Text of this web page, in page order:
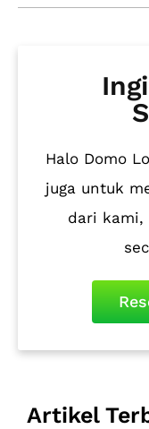
Halo Domo
juga untuk
dari kami,
Artikel